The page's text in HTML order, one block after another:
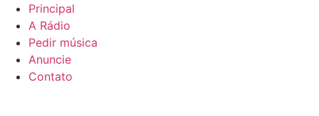
Principal
A Rádio
Pedir música
Anuncie
Contato